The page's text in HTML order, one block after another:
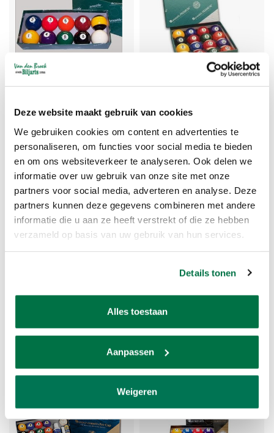
Deze website maakt gebruik van cookies
We gebruiken cookies om content en advertenties te
personaliseren, om functies voor social media te bieden
en om ons websiteverkeer te analyseren. Ook delen we
informatie over uw gebruik van onze site met onze
partners voor social media, adverteren en analyse. Deze
partners kunnen deze gegevens combineren met andere
informatie die u aan ze heeft verstrekt of die ze hebben
verzameld op basis van uw gebruik van hun services.
Details tonen
Alles toestaan
Aanpassen
Weigeren
Vanaf 68,17
Aramith Premium maat
57,2 mm
Vanaf 128,66
mm
Witte bal standaard